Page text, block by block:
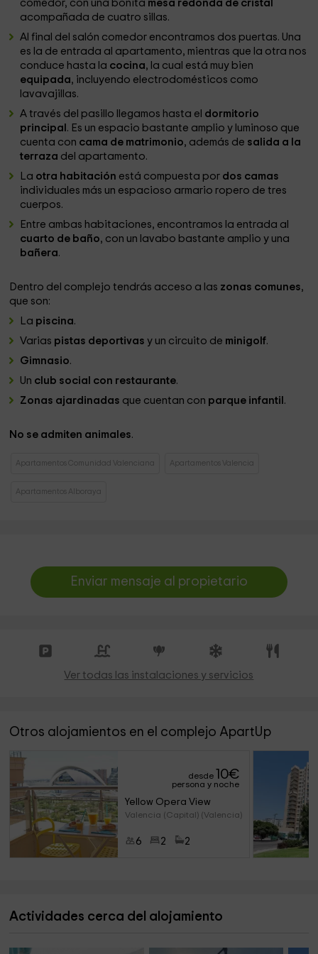
comedor, con una bonita mesa redonda de cristal
acompañada de cuatro sillas.
Al final del salón comedor encontramos dos puertas. Una
es la de entrada al apartamento, mientras que la otra nos
conduce hasta la cocina, la cual está muy bien
equipada, incluyendo electrodomésticos como
lavavajillas.
A través del pasillo llegamos hasta el dormitorio
principal . Es un espacio bastante amplio y luminoso que
cuenta con cama de matrimonio, además de salida a la
terraza del apartamento.
La otra habitación está compuesta por dos camas
individuales más un espacioso armario ropero de tres
cuerpos.
Entre ambas habitaciones, encontramos la entrada al
cuarto de baño, con un lavabo bastante amplio y una
bañera.
Dentro del complejo tendrás acceso a las zonas comunes,
que son:
La piscina.
Varias pistas deportivasy un circuito de minigolf.
Gimnasio.
Un club social con restaurante.
Zonas ajardinadas que cuentan con parque infantil .
No se admiten animales.
Apartamentos Comunidad Valenciana Apartamentos Valencia
Apartamentos Alboraya
Enviar mensaje al propietario
Ver todas las instalaciones y servicios
Otros alojamientos en el complejo ApartUp
desde 10€
persona y noche
Yellow Opera View
Valencia (Capital) (Valencia)
6 2 2
Actividades cerca del alojamiento